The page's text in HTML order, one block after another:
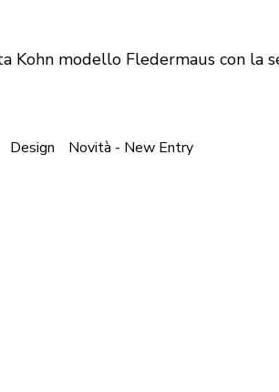
Kohn modello Fledermaus con la
Design Novità - New Entry